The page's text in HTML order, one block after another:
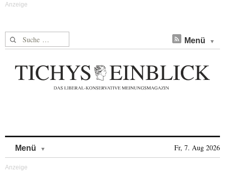
Suche nach: Menü
Menü Fr, 7. Aug 2026